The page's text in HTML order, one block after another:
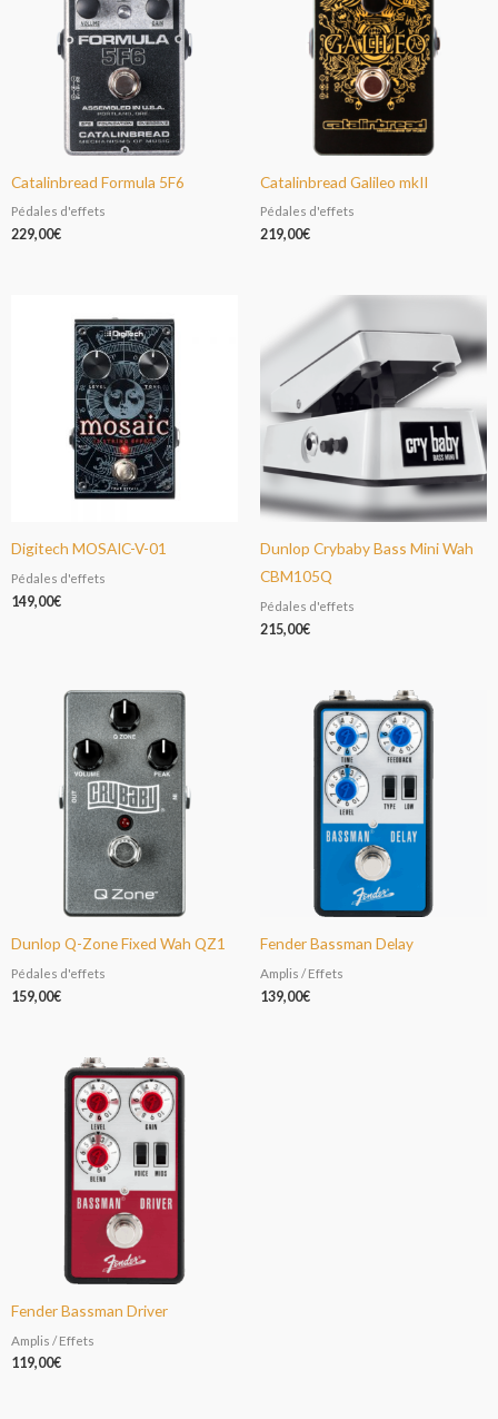
Catalinbread Formula 5F6
Pédales d'effets
229,00€
Catalinbread Galileo mkII
Pédales d'effets
219,00€
Digitech MOSAIC-V-01
Pédales d'effets
149,00€
Dunlop Crybaby Bass Mini Wah
CBM105Q
Pédales d'effets
215,00€
Dunlop Q-Zone Fixed Wah QZ1
Pédales d'effets
159,00€
Fender Bassman Delay
Amplis / Effets
139,00€
Fender Bassman Driver
Amplis / Effets
119,00€